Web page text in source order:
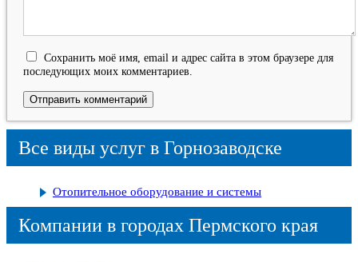
Сохранить моё имя, email и адрес сайта в этом браузере для
последующих моих комментариев.
Все виды услуг в Горнозаводске
Отопительное оборудование и системы
Компании в городах Пермского края